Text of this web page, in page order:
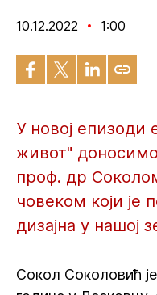
10.12.2022 1:00
У новој епизоди
живот"
проф. др
човеком који је
дизајна у нашој
Сокол Соколовић